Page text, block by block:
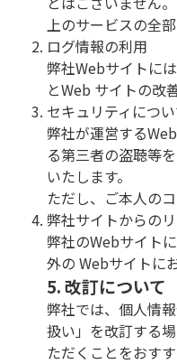
上のサービスの全
ログ情報の利用
弊社Webサイトに
とWeb サイトの改
セキュリティにつ
弊社が運営する
る第三者の盗聴等
いたします。
ただし、ご本人の
弊社サイトからの
弊社のWebサイト
外の Webサイトに
5. 改訂について
弊社では、個人情
扱い」を改訂する
ただくことをおすす